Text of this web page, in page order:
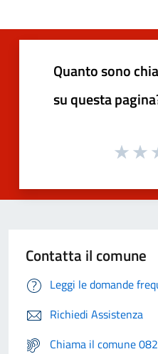
Quanto sono
su questa
Contatta il comune
Leggi le domande
Richiedi Assistenza
Chiama il comune